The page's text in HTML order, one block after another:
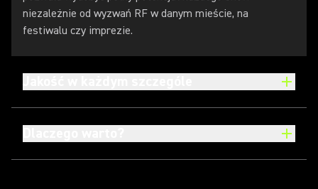
niezależnie od wyzwań RF w danym mieście, na
festiwalu czy imprezie.